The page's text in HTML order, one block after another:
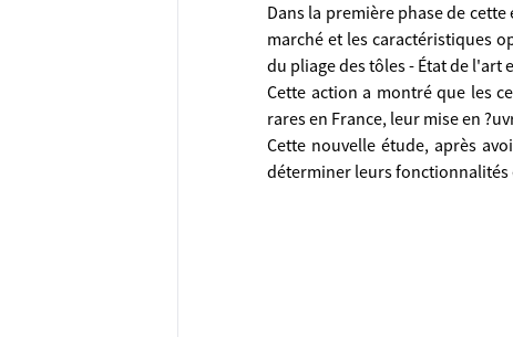
Dans la première phase de
marché et les caractéristiques
du pliage des tôles - État de l'art
Cette action a montré que les
rares en France, leur mise en
Cette nouvelle étude, après
déterminer leurs fonctionnalités